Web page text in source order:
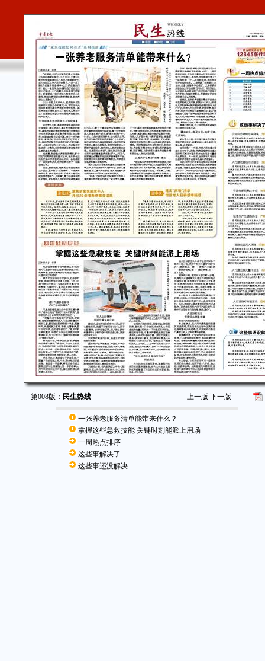
第008版： 民生热线 上一版 下一版
一张养老服务清单能带来什么？
掌握这些急救技能 关键时刻能派上用场
一周热点排序
这些事解决了
这些事还没解决